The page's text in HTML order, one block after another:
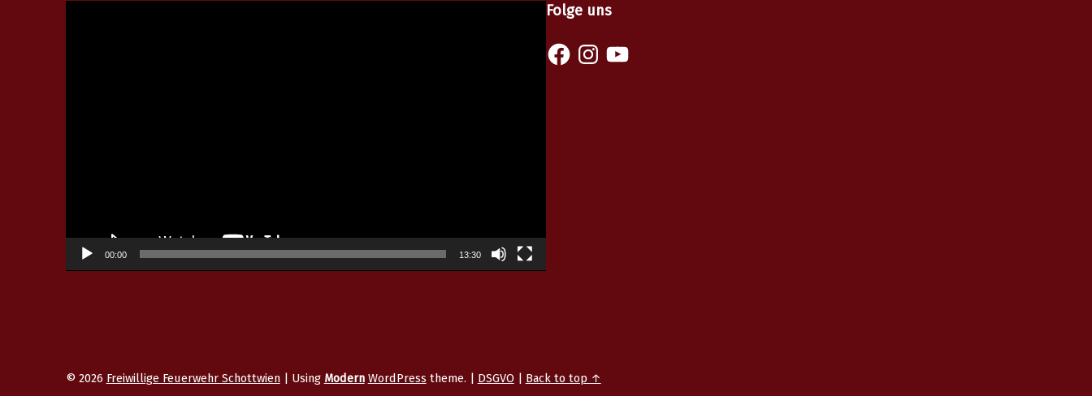
00:00 13:30
Folge uns
© 2026 Freiwillige Feuerwehr Schottwien | Using Modern WordPress theme. | DSGVO | Back to top ↑